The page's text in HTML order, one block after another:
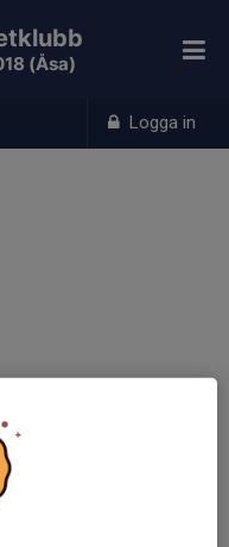
Logga in
(Åsa)